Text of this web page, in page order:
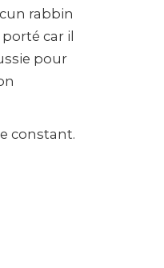
rabbin
car il
pour
constant.